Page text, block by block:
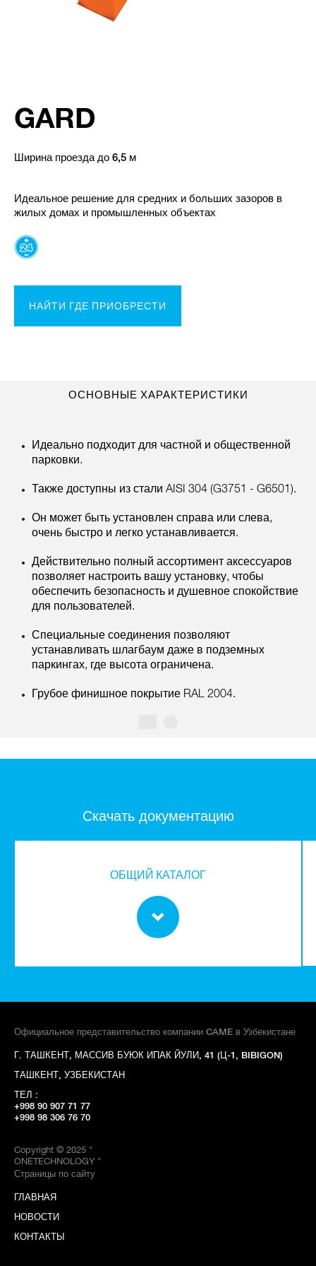
GARD
Ширина проезда до 6,5 м
Идеальное решение для средних и больших зазоров в
жилых домах и промышленных объектах
НАЙТИ ГДЕ ПРИОБРЕСТИ
ОСНОВНЫЕ ХАРАКТЕРИСТИКИ
Идеально подходит для частной и общественной
парковки.
Также доступны из стали AISI 304 (G3751 - G6501).
Он может быть установлен справа или слева,
очень быстро и легко устанавливается.
Действительно полный ассортимент аксессуаров
позволяет настроить вашу установку, чтобы
обеспечить безопасность и душевное спокойствие
для пользователей.
Специальные соединения позволяют
устанавливать шлагбаум даже в подземных
паркингах, где высота ограничена.
Грубое финишное покрытие RAL 2004.
Скачать документацию
ОБЩИЙ КАТАЛОГ
Официальное представительство компании CAME в Узбекистане
Г. ТАШКЕНТ, МАССИВ БУЮК ИПАК ЙУЛИ, 41 (Ц-1, BIBIGON)
ТАШКЕНТ, УЗБЕКИСТАН
ТЕЛ :
+998 90 907 71 77
+998 98 306 76 70
Copyright © 2025 "
ONETECHNOLOGY "
Страницы по сайту
ГЛАВНАЯ
НОВОСТИ
КОНТАКТЫ